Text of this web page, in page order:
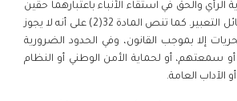
والحق في استقاء الأنباء باعتبارهما حقين
مكفولين بمختلف وسائل التعبير. كما تنص المادة 32(2) على أنه لا يجوز
إلا بموجب القانون، وفي الحدود الضرورية
أو سمعتهم، أو لحماية الأمن الوطني أو النظام
الآداب العامة.